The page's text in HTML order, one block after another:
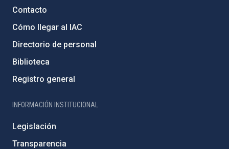
Contacto
Cómo llegar al IAC
Directorio de personal
Biblioteca
Registro general
INFORMACIÓN INSTITUCIONAL
Legislación
Transparencia